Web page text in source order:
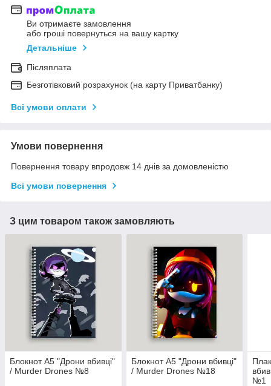
Ви отримаєте замовлення
або гроші повернуться на вашу картку
Детальніше
Післяплата
Безготівковий розрахунок (на карту Приватбанку)
Всі умови оплати
Умови повернення
Повернення товару впродовж 14 днів за домовленістю
Всі умови повернення
З цим товаром також замовляють
Блокнот А5 "Дрони вбивці"
/ Murder Drones №8
Блокнот А5 "Дрони вбивці"
/ Murder Drones №18
№1